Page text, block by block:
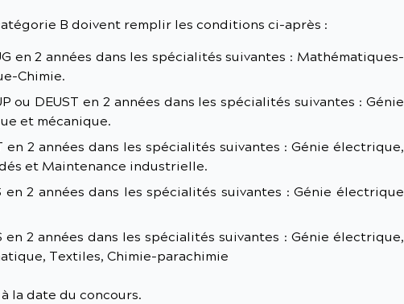
B doivent remplir les conditions ci-après :
en 2 années dans les spécialités suivantes : Mathématiques-
Chimie.
ou DEUST en 2 années dans les spécialités suivantes : Génie
et mécanique.
2 années dans les spécialités suivantes : Génie électrique,
et Maintenance industrielle.
2 années dans les spécialités suivantes : Génie électrique
2 années dans les spécialités suivantes : Génie électrique,
Textiles, Chimie-parachimie
la date du concours.